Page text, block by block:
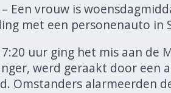
– Een vrouw is
met een personenauto in
uur ging het mis aan de
werd geraakt door een
Omstanders alarmeerden